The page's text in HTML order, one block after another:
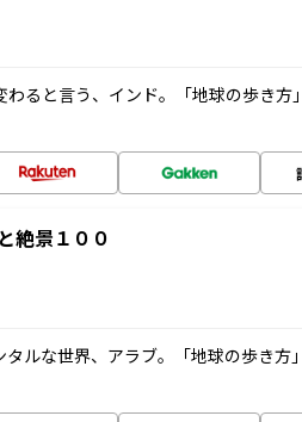
ると言う、インド。「地球の歩き方
絶景１００
ルな世界、アラブ。「地球の歩き方